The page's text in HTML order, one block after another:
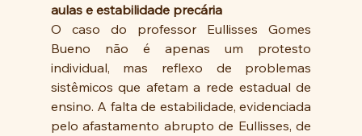
aulas e estabilidade precária
O caso do professor Eullisses Gomes
Bueno não é apenas um protesto
individual, mas reflexo de problemas
sistêmicos que afetam a rede estadual de
ensino. A falta de estabilidade, evidenciada
pelo afastamento abrupto de Eullisses, de